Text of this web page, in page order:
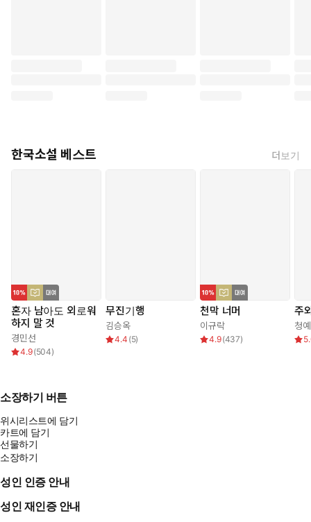
한국소설 베스트 더보기
혼자 남아도 외로워
하지 말 것
경민선
4.9(504)
무진기행
김승옥
4.4 (5)
천막 너머
이규락
4.9(437)
주
청예
소장하기 버튼
위시리스트에 담기
카트에 담기
선물하기
소장하기
성인 인증 안내
성인 재인증 안내